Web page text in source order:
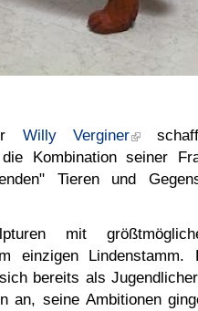
Willy Verginer
Kombination seiner
Tieren und
mit
einzigen
bereits als
an, seine Ambitionen